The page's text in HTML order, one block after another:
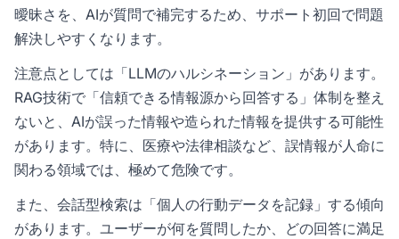
曖昧さを、AIが質問で補完するため、サポート初回で問題
解決しやすくなります。
注意点としては「LLMのハルシネーション」があります。
RAG技術で「信頼できる情報源から回答する」体制を整え
ないと、AIが誤った情報や造られた情報を提供する可能性
があります。特に、医療や法律相談など、誤情報が人命に
関わる領域では、極めて危険です。
また、会話型検索は「個人の行動データを記録」する傾向
があります。ユーザーが何を質問したか、どの回答に満足